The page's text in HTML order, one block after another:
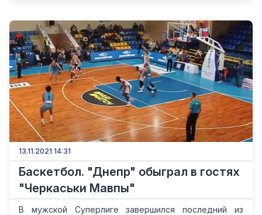
13.11.2021 14:31
Баскетбол. "Днепр" обыграл в гостях
"Черкаськи Мавпы"
В мужской Суперлиге завершился последний из